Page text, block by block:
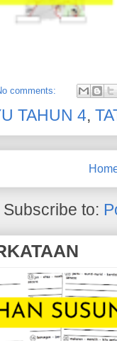
comments:
TAHUN 4,
Subscribe to: